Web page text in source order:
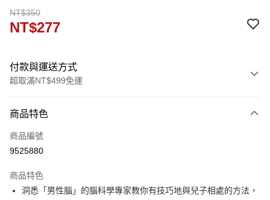
NT$350
NT$277
付款與運送方式
超取滿NT$499免運
信用卡一次付款
ATM付款
運送方式
付款後全家取貨
商品特色
商品編號
9525880
商品特色
洞悉「男性腦」的腦科學專家教你有技巧地與兒子相處的方法，